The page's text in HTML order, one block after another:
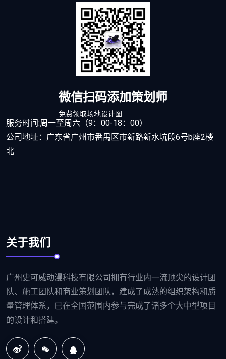
微信扫码添加策划师
免费领取场地设计图
服务时间:周一至周六（9：00-18：00）
公司地址：广东省广州市番禺区市新路新水坑段6号b座2楼
北
关于我们
广州史可威动漫科技有限公司拥有行业内一流顶尖的设计团
队、施工团队和商业策划团队，建成了成熟的组织架构和质
量管理体系，已在全国范围内参与完成了诸多个大中型项目
的设计和搭建。